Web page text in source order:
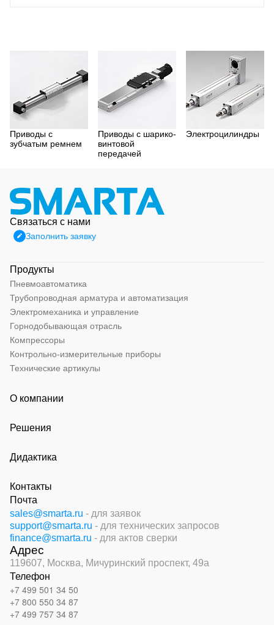
Приводы с
зубчатым ремнем
Приводы с шарико-
винтовой
передачей
Электроцилиндры
Связаться с нами
Заполнить заявку
Продукты
Пневмоавтоматика
Трубопроводная арматура и автоматизация
Электромеханика и управление
Горнодобывающая отрасль
Компрессоры
Контрольно-измерительные приборы
Технические артикулы
О компании
Решения
Дидактика
Контакты
Почта
sales@smarta.ru - для заявок
support@smarta.ru - для технических запросов
finance@smarta.ru - для актов сверки
Адрес
119607, Москва, Мичуринский проспект, 49а
Телефон
+7 499 501 34 50
+7 800 550 34 87
+7 499 757 34 87